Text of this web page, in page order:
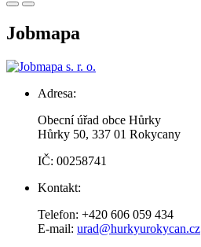
Jobmapa
Adresa:
Obecní úřad obce Hůrky
Hůrky 50, 337 01 Rokycany
IČ: 00258741
Kontakt:
Telefon: +420 606 059 434
E-mail: urad@hurkyurokycan.cz